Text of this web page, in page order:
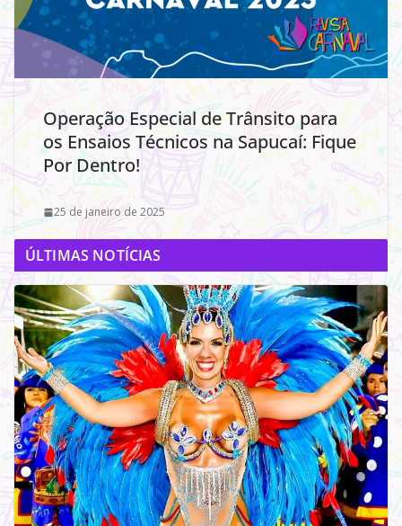
Operação Especial de Trânsito para
os Ensaios Técnicos na Sapucaí: Fique
Por Dentro!
25 de janeiro de 2025
ÚLTIMAS NOTÍCIAS